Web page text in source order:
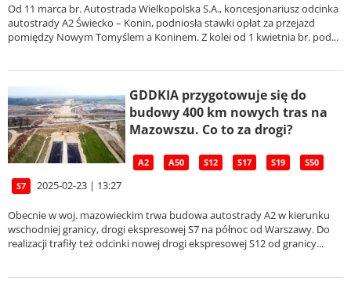
Od 11 marca br. Autostrada Wielkopolska S.A., koncesjonariusz odcinka
autostrady A2 Świecko – Konin, podniosła stawki opłat za przejazd
pomiędzy Nowym Tomyślem a Koninem. Z kolei od 1 kwietnia br. pod...
GDDKIA przygotowuje się do
budowy 400 km nowych tras na
Mazowszu. Co to za drogi?
A2 A50 S12 S17 S19 S50
S7 2025-02-23 | 13:27
Obecnie w woj. mazowieckim trwa budowa autostrady A2 w kierunku
wschodniej granicy, drogi ekspresowej S7 na północ od Warszawy. Do
realizacji trafiły też odcinki nowej drogi ekspresowej S12 od granicy...